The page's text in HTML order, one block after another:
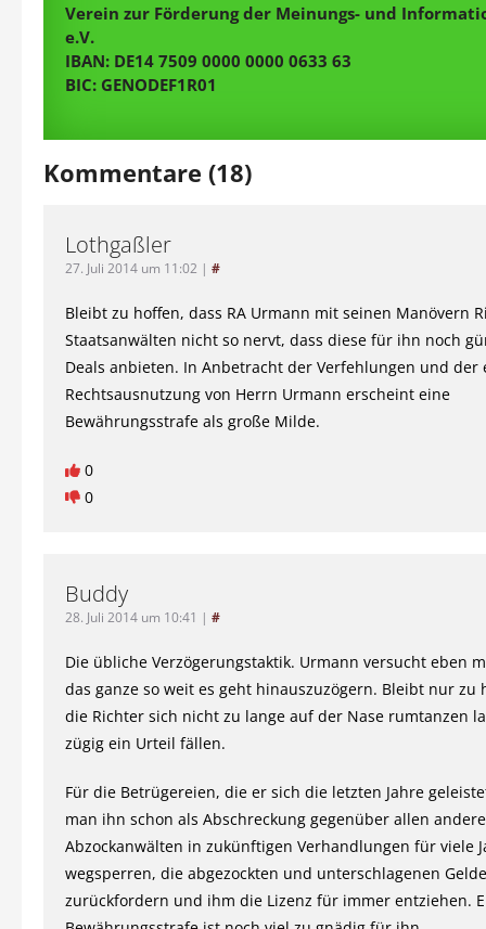
Verein zur Förderung der Meinungs- und
e.V.
IBAN: DE14 7509 0000 0000 0633 63
BIC: GENODEF1R01
Kommentare (18)
Lothgaßler
27. Juli 2014 um 11:02 | #
Bleibt zu hoffen, dass RA Urmann mit seinen Manövern
Staatsanwälten nicht so nervt, dass diese für ihn noch
Deals anbieten. In Anbetracht der Verfehlungen und der
Rechtsausnutzung von Herrn Urmann erscheint eine
Bewährungsstrafe als große Milde.
0
0
Buddy
28. Juli 2014 um 10:41 | #
Die übliche Verzögerungstaktik. Urmann versucht eben
das ganze so weit es geht hinauszuzögern. Bleibt nur zu
die Richter sich nicht zu lange auf der Nase rumtanzen
zügig ein Urteil fällen.
Für die Betrügereien, die er sich die letzten Jahre
man ihn schon als Abschreckung gegenüber allen
Abzockanwälten in zukünftigen Verhandlungen für viele
wegsperren, die abgezockten und unterschlagenen
zurückfordern und ihm die Lizenz für immer entziehen.